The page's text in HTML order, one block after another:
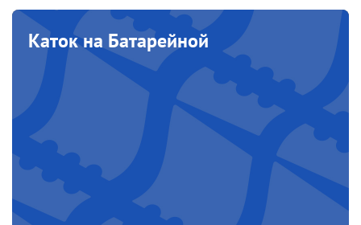
Каток на Батарейной